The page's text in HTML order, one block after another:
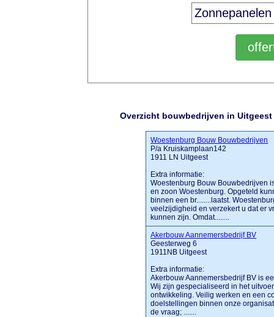
Overzicht bouwbedrijven in Uitgeest
Woestenburg Bouw Bouwbedrijven
P/a Kruiskamplaan142
1911 LN Uitgeest
Extra informatie:
Woestenburg Bouw Bouwbedrijven
en zoon Woestenburg. Opgeteld
binnen een br........laatst.
veelzijdigheid en verzekert u dat er
kunnen zijn. Omdat........
Akerbouw Aannemersbedrijf BV
Geesterweg 6
1911NB Uitgeest
Extra informatie:
Akerbouw Aannemersbedrijf BV is
Wij zijn gespecialiseerd in het
ontwikkeling. Veilig werken en een
doelstellingen binnen onze
de vraag; .......